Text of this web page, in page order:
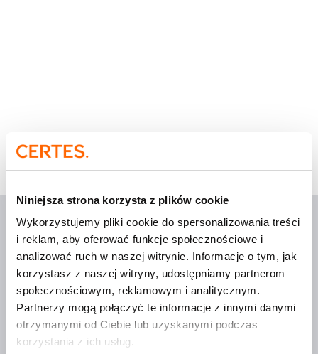
Niniejsza strona korzysta z plików cookie
Wykorzystujemy pliki cookie do spersonalizowania treści
i reklam, aby oferować funkcje społecznościowe i
analizować ruch w naszej witrynie. Informacje o tym, jak
korzystasz z naszej witryny, udostępniamy partnerom
społecznościowym, reklamowym i analitycznym.
Partnerzy mogą połączyć te informacje z innymi danymi
otrzymanymi od Ciebie lub uzyskanymi podczas
korzystania z ich usług.
Wdrożenia, które mająsens
O Certes